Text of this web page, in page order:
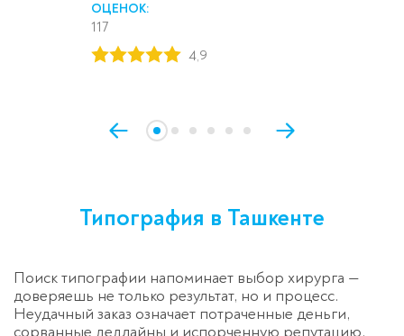
ОЦЕНОК:
117
4,9
Типография в Ташкенте
Поиск типографии напоминает выбор хирурга —
доверяешь не только результат, но и процесс.
Неудачный заказ означает потраченные деньги,